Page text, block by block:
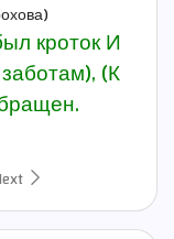
кроток И
(К